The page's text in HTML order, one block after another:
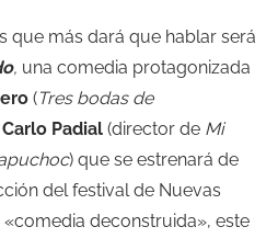
que más dará que hablar será
, una comedia protagonizada
(Tres bodas de
Carlo Padial (director de Mi
) que se estrenará de
del festival de Nuevas
deconstruida», este